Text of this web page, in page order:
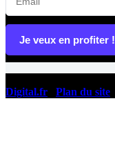
Je veux en profiter !
Digital.fr
Plan du site